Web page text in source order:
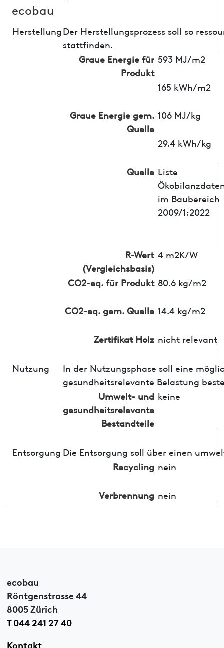
ecobau
HerstellungDer Herstellungsprozess soll so
stattfinden.
Graue Energie für
Produkt
593 MJ/m2
165 kWh/m2
Graue Energie gem.
Quelle
106 MJ/kg
29.4 kWh/kg
Quelle Liste
im Baubereich
2009/1:2022
R-Wert
(Vergleichsbasis)
4 m2K/W
CO2-eq. für Produkt 80.6 kg/m2
CO2-eq. gem. Quelle 14.4 kg/m2
Zertifikat Holz nicht relevant
Nutzung
In der Nutzungsphase soll eine
gesundheitsrelevante Belastung
Umwelt- und
gesundheitsrelevante
Bestandteile
keine
Entsorgung Die Entsorgung soll über einen
Recycling nein
Verbrennung nein
ecobau
Röntgenstrasse 44
8005 Zürich
T 044 241 27 40
Kontakt